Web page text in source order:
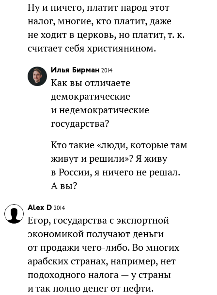
Ну и ничего, платит народ этот
налог, многие, кто платит, даже
не ходит в церковь, но платит, т. к.
считает себя християнином.
Илья Бирман 2014
Как вы отличаете
демократические
и недемократические
государства?
Кто такие «люди, которые там
живут и решили»? Я живу
в России, я ничего не решал.
А вы?
Alex D 2014
Егор, государства с экспортной
экономикой получают деньги
от продажи чего-либо. Во многих
арабских странах, например, нет
подоходного налога — у страны
и так полно денег от нефти.